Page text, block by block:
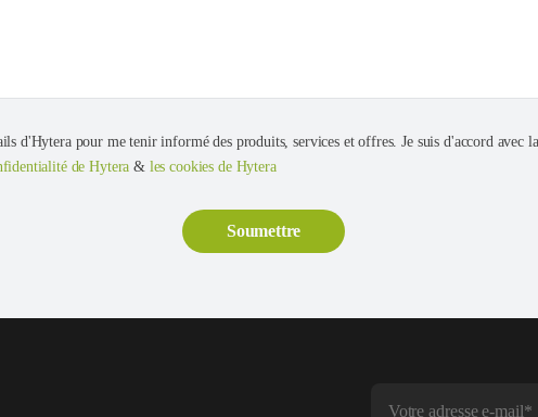
d'Hytera pour me tenir informé des produits, services et offres. Je suis d'accord avec
de Hytera & les cookies de Hytera